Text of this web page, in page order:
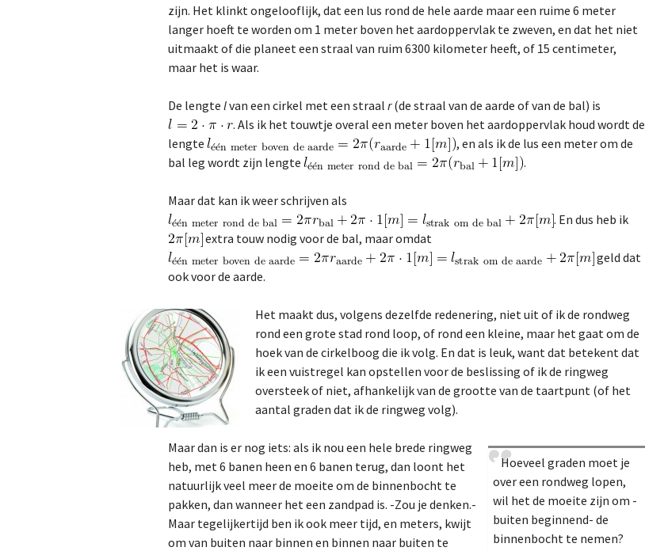
zijn. Het klinkt ongelooflijk, dat een lus rond de hele aarde maar een ruime 6 meter
langer hoeft te worden om 1 meter boven het aardoppervlak te zweven, en dat het niet
uitmaakt of die planeet een straal van ruim 6300 kilometer heeft, of 15 centimeter,
maar het is waar.
De lengte lvan een cirkel met een straal r(de straal van de aarde of van de bal) is
. Als ik het touwtje overal een meter boven het aardoppervlak houd wordt de
lengte
, en als ik de lus een meter om de
bal leg wordt zijn lengte
.
Maar dat kan ik weer schrijven als
. En dus heb ik
extra touw nodig voor de bal, maar omdat
geld dat
ook voor de aarde.
Het maakt dus, volgens dezelfde redenering, niet uit of ik de rondweg
rond een grote stad rond loop, of rond een kleine, maar het gaat om de
hoek van de cirkelboog die ik volg. En dat is leuk, want dat betekent dat
ik een vuistregel kan opstellen voor de beslissing of ik de ringweg
oversteek of niet, afhankelijk van de grootte van de taartpunt (of het
aantal graden dat ik de ringweg volg).
Hoeveel graden moet je
over een rondweg lopen,
wil het de moeite zijn om -
buiten beginnend- de
binnenbocht te nemen?
Maar dan is er nog iets: als ik nou een hele brede ringweg
heb, met 6 banen heen en 6 banen terug, dan loont het
natuurlijk veel meer de moeite om de binnenbocht te
pakken, dan wanneer het een zandpad is. -Zou je denken.-
Maar tegelijkertijd ben ik ook meer tijd, en meters, kwijt
om van buiten naar binnen en binnen naar buiten te